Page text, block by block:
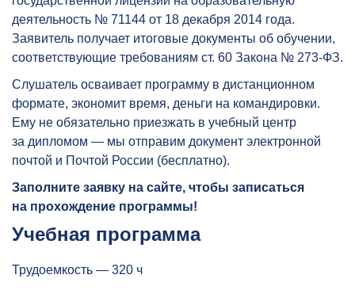
деятельность № 71144 от 18 декабря 2014 года.
Заявитель получает итоговые документы об обучении,
соответствующие требованиям ст. 60 Закона № 273-ФЗ.
Слушатель осваивает программу в дистанционном
формате, экономит время, деньги на командировки.
Ему не обязательно приезжать в учебный центр
за дипломом — мы отправим документ электронной
почтой и Почтой России (бесплатно).
Заполните заявку на сайте, чтобы записаться
на прохождение программы!
Учебная программа
Трудоемкость — 320 ч